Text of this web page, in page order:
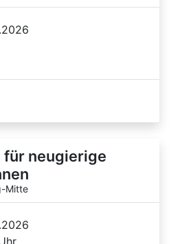
für neugierige
Mitte